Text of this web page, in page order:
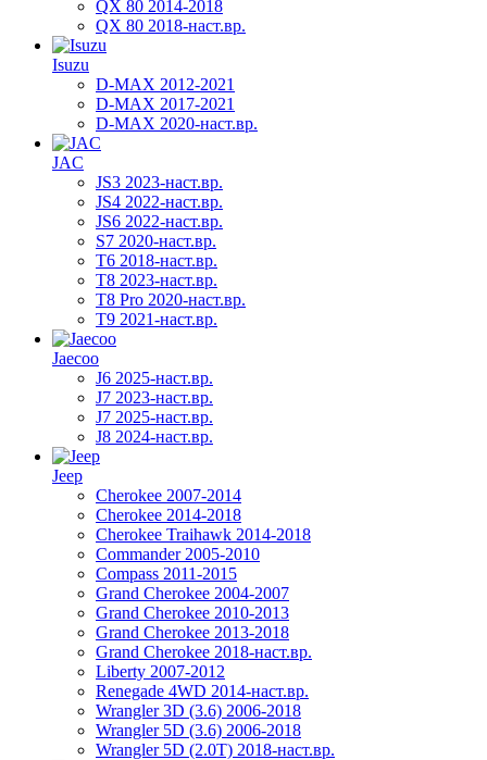
QX 80 2014-2018
QX 80 2018-наст.вр.
Isuzu
D-MAX 2012-2021
D-MAX 2017-2021
D-MAX 2020-наст.вр.
JAC
JS3 2023-наст.вр.
JS4 2022-наст.вр.
JS6 2022-наст.вр.
S7 2020-наст.вр.
T6 2018-наст.вр.
T8 2023-наст.вр.
T8 Pro 2020-наст.вр.
T9 2021-наст.вр.
Jaecoo
J6 2025-наст.вр.
J7 2023-наст.вр.
J7 2025-наст.вр.
J8 2024-наст.вр.
Jeep
Cherokee 2007-2014
Cherokee 2014-2018
Cherokee Traihawk 2014-2018
Commander 2005-2010
Compass 2011-2015
Grand Cherokee 2004-2007
Grand Cherokee 2010-2013
Grand Cherokee 2013-2018
Grand Cherokee 2018-наст.вр.
Liberty 2007-2012
Renegade 4WD 2014-наст.вр.
Wrangler 3D (3.6) 2006-2018
Wrangler 5D (3.6) 2006-2018
Wrangler 5D (2.0T) 2018-наст.вр.